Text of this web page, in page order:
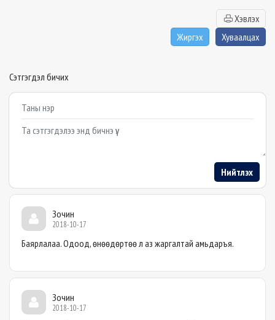
Хэвлэх
Жиргэх
Хуваалцах
Сэтгэгдэл бичих
Example textarea
Нийтлэх
Зочин
2018-10-17
Баярлалаа. Одоод, өнөөдөртөө л аз жаргалтай амьдаръя.
Зочин
2018-10-17